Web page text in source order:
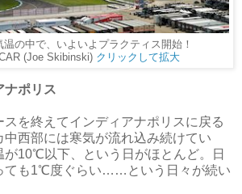
温の中で、いよいよプラクティス開始！
(Joe Skibinski) クリックして拡大
ナポリス
を終えてインディアナポリスに戻る
中西部には寒気が流れ込み続けてい
が10℃以下、という日がほとんど。日
ても1℃度ぐらい……という日々が続い